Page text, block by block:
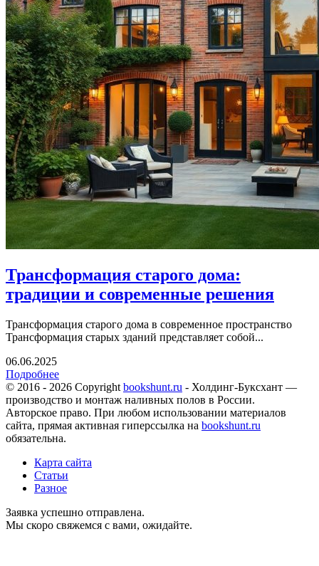
Трансформация старого дома:
традиции и современные решения
Трансформация старого дома в современное пространство
Трансформация старых зданий представляет собой...
06.06.2025
Подробнее
© 2016 - 2026 Copyright bookshunt.ru - Холдинг-Буксхант —
производство и монтаж наливных полов в России.
Авторское право. При любом использовании материалов
сайта, прямая активная гиперссылка на bookshunt.ru
обязательна.
Карта сайта
Статьи
Разное
Заявка успешно отправлена.
Мы скоро свяжемся с вами, ожидайте.